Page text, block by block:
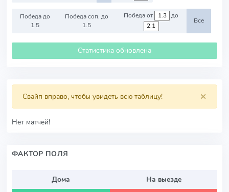
Победа до
1.5
Победа соп. до
1.5
Победа от до
Все
Статистика обновлена
×
Свайп вправо, чтобы увидеть всю таблицу!
Нет матчей!
ФАКТОР ПОЛЯ
Дома
На выезде